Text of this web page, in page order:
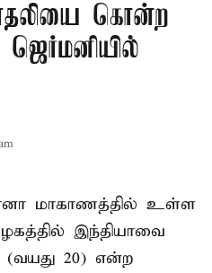
கொன்ற
மாகாணத்தில் உள்ள
இந்தியாவை
(வயது 20) என்ற